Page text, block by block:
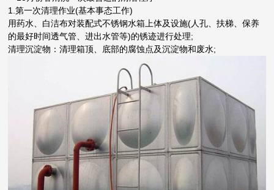
1.第一次清理作业(基本事态工作)
用药水、白洁布对装配式不锈钢水箱上体及设施(人孔、扶梯、保养
的最好时间透气管、进出水管等)的锈迹进行处理;
清理沉淀物：清理箱顶、底部的腐蚀点及沉淀物和废水;